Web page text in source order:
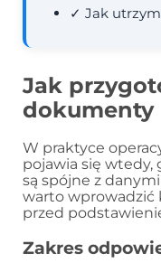
✓ Jak
Jak
dokumenty
W praktyce
pojawia się
są spójne z
warto wprowadzić
przed
Zakres